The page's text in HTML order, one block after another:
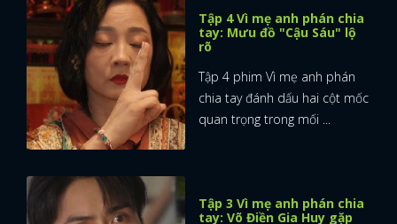
ĐĂNG NHẬP
Tập 4 Vì mẹ anh phán chia
tay: Mưu đồ "Cậu Sáu" lộ
rõ
Tập 4 phim Vì mẹ anh phán
chia tay đánh dấu hai cột mốc
quan trọng trong mối ...
Tập 3 Vì mẹ anh phán chia
tay: Võ Điền Gia Huy gặp